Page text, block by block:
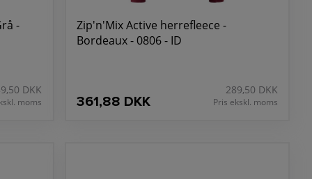
-
DKK
moms
Zip'n'Mix Active herrefleece -
Bordeaux - 0806 - ID
361,88 DKK
289,50 DKK
Pris ekskl. moms